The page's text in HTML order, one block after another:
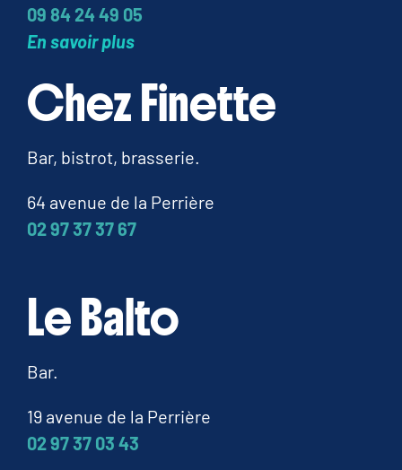
09 84 24 49 05
En savoir plus
Chez Finette
Bar, bistrot, brasserie.
64 avenue de la Perrière
02 97 37 37 67
Le Balto
Bar.
19 avenue de la Perrière
02 97 37 03 43